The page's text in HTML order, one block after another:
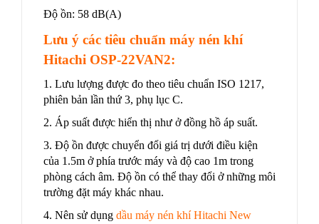
Độ ồn: 58 dB(A)
Lưu ý các tiêu chuẩn máy nén khí
Hitachi OSP-22VAN2:
1. Lưu lượng được đo theo tiêu chuẩn ISO 1217,
phiên bản lần thứ 3, phụ lục C.
2. Áp suất được hiển thị như ở đồng hồ áp suất.
3. Độ ồn được chuyển đổi giá trị dưới điều kiện
của 1.5m ở phía trước máy và độ cao 1m trong
phòng cách âm. Độ ồn có thể thay đổi ở những môi
trường đặt máy khác nhau.
4. Nên sử dụng dầu máy nén khí Hitachi New